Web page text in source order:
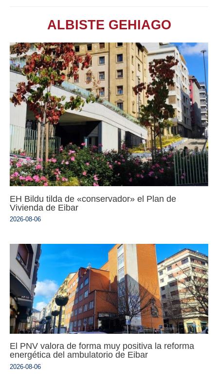
ALBISTE GEHIAGO
EH Bildu tilda de «conservador» el Plan de
Vivienda de Eibar
2026-08-06
El PNV valora de forma muy positiva la reforma
energética del ambulatorio de Eibar
2026-08-06